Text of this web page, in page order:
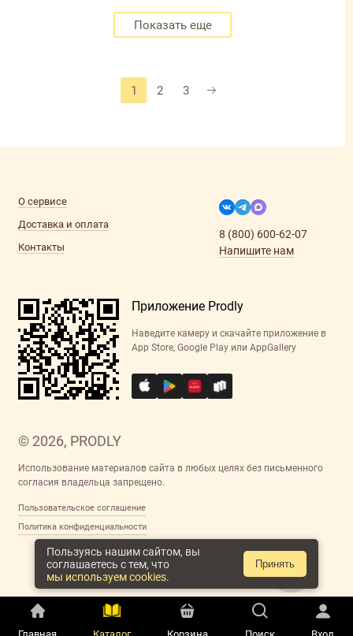
Пользуясь нашим сайтом, вы
соглашаетесь с тем, что
мы используем cookies.
Принять
Показать еще
1 2 3
© 2026, PRODLY
Использование материалов сайта в любых целях без письменного
согласия владельца запрещено.
Пользовательское соглашение
Политика конфиденциальности
О сервисе
Доставка и оплата
Контакты
8 (800) 600-62-07
Напишите нам
Приложение Prodly
Наведите камеру и скачайте приложение в
App Store, Google Play или AppGallery
Главная Каталог Корзина Поиск Вход